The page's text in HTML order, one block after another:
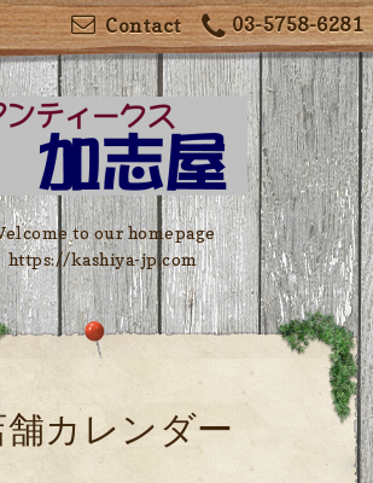
03-5758-6281
Contact
to our homepage
https://kashiya-jp.com
カレンダー